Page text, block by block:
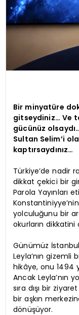
Bir minyatüre
gitseydiniz… Ve
gücünüz
Sultan Selim’i
kaptırsaydınız…
Türkiye’de nadir
dikkat çekici bir
Parola Yayınları
yolculuğunu bir
okurların dikkatini
Günümüz
Leyla’nın
hikâye, onu 1494
Ancak Leyla’nın
sıra dışı bir
bir aşkın
dönüşüyor.